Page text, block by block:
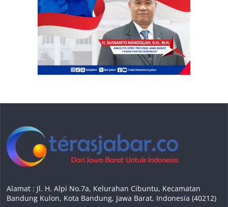
Alamat : Jl. H. Alpi No.7a, Kelurahan Cibuntu, Kecamatan
Bandung Kulon, Kota Bandung, Jawa Barat, Indonesia (40212)